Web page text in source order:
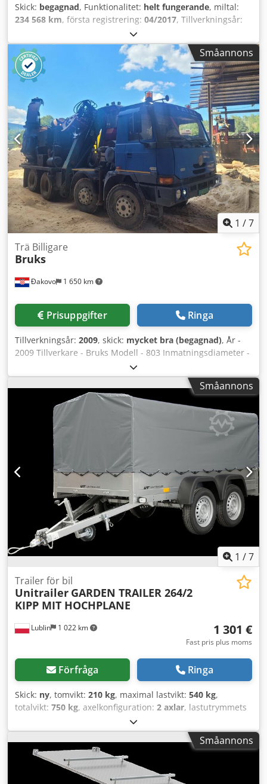
Skick: begagnad, Funktionalitet: helt fungerande, miltal:
234 568 km, första registrering: 04/2017, Tillverkningsår:
, Fordonet är i ett bruksskick motsvarande
körsträckan. Försäljning i befintligt skick och endast till
andra företagare! Cedpsy Id D Nsfx Adherf Våra
öppettider: Mån-tors: 07:00 - 15:30 Fre: 07:00 - 15:00
Erbjudandet sker under förutsättning av våra allmänna
villkor! Försäljning endast till företagare! Begagnade
fordon / maskiner säljs utan något ansvar för materiella fel
enligt våra allmänna villkor! Vid frågor finns jag gärna till
förfogande. För visning och/eller provkörning vänligen
boka tid i förväg! Fordon/maskiner finns inte alltid på plats.
Småannons
1 /7
Đakovo 1 650 km
Trä Billigare
Bruks
Prisuppgifter Ringa
Tillverkningsår: 2009, skick: mycket bra (begagnad), År -
2009 Tillverkare - Bruks Modell - 803 Inmatningsdiameter -
650 mm Kapacitet - 90 m³/h Drifttimmar - 10 000 h (ny
trumma) Motor - 460 kW DAF Lastbilsdata År - 2009
Mätarställning - 30 000 km Motor - 400 kW Crodpfjlawbtox
Adhef Drivlina - 8x8 (fyra axlar)
Småannons
1 /7
Lublin 1 022 km
Trailer för bil
Unitrailer GARDEN TRAILER 264/2
KIPP MIT HOCHPLANE
1 301 €
Fast pris plus moms
Förfråga Ringa
Skick: ny, tomvikt: 210 kg, maximal lastvikt: 540 kg,
totalvikt: 750 kg, axelkonfiguration: 2 axlar, lastutrymmets
, lastutrymmets bredd:
lastutrymmeshöjd:1 100 mm, däcksstorlek:155/70 R13,
Tillverkningsår:2024, driftsvikt:750 kg, Tvåaxlad släpvagn
Garden Trailer 264/2 TIPP Csdpst I Rqmjfx Adhsrf Vi
erbjuder härmed den största obromsade
Småannons